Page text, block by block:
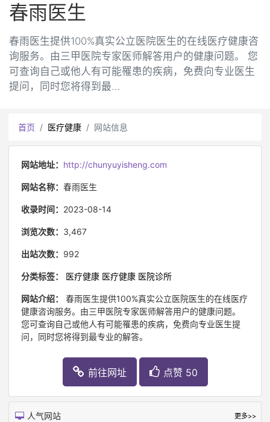
春雨医生
春雨医生提供100%真实公立医院医生的在线医疗健康咨
询服务。由三甲医院专家医师解答用户的健康问题。 您
可查询自己或他人有可能罹患的疾病，免费向专业医生
提问，同时您将得到最...
首页 医疗健康 网站信息
网站地址： http://chunyuyisheng.com
网站名称： 春雨医生
收录时间： 2023-08-14
浏览次数： 3,467
出站次数： 992
分类标签： 医疗健康 医疗健康 医院诊所
网站介绍：
春雨医生提供100%真实公立医院医生的在线医疗
健康咨询服务。由三甲医院专家医师解答用户的健康问题。
您可查询自己或他人有可能罹患的疾病，免费向专业医生提
问，同时您将得到最专业的解答。
前往网址 点赞 50
人气网站 更多>>